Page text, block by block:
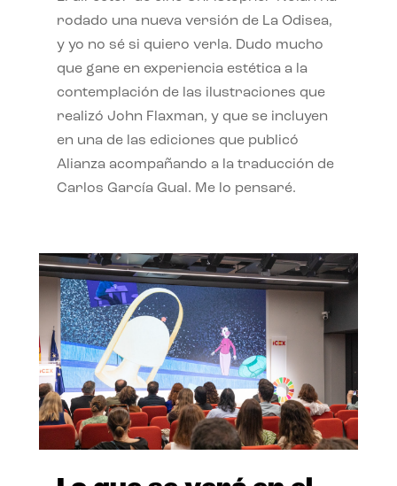
rodado una nueva versión de La Odisea,
y yo no sé si quiero verla. Dudo mucho
que gane en experiencia estética a la
contemplación de las ilustraciones que
realizó John Flaxman, y que se incluyen
en una de las ediciones que publicó
Alianza acompañando a la traducción de
Carlos García Gual. Me lo pensaré.